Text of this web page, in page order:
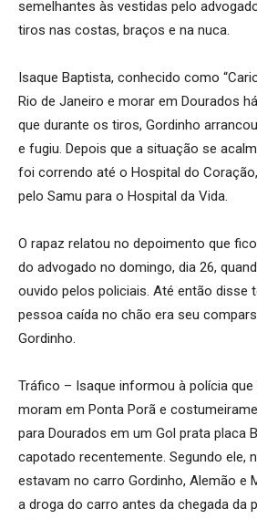
semelhantes às vestidas pelo
tiros nas costas, braços e na nuca.
Isaque Baptista, conhecido como
Rio de Janeiro e morar em Dourados
que durante os tiros, Gordinho
e fugiu. Depois que a situação se
foi correndo até o Hospital do
pelo Samu para o Hospital da Vida.
O rapaz relatou no depoimento que
do advogado no domingo, dia 26,
ouvido pelos policiais. Até então disse
pessoa caída no chão era seu
Gordinho.
Tráfico – Isaque informou à polícia que
moram em Ponta Porã e
para Dourados em um Gol prata placa
capotado recentemente. Segundo ele,
estavam no carro Gordinho, Alemão e
a droga do carro antes da chegada da